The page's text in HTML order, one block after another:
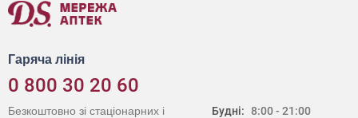
Гаряча лінія
0 800 30 20 60
Будні: 8:00 - 21:00
Безкоштовно зі стаціонарних і